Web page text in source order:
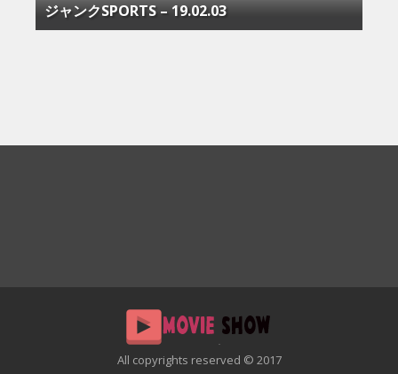
ジャンクSPORTS – 19.02.03
All copyrights reserved © 2017